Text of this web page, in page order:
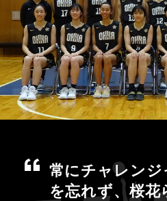
常にチャレンジ
を忘れず、桜